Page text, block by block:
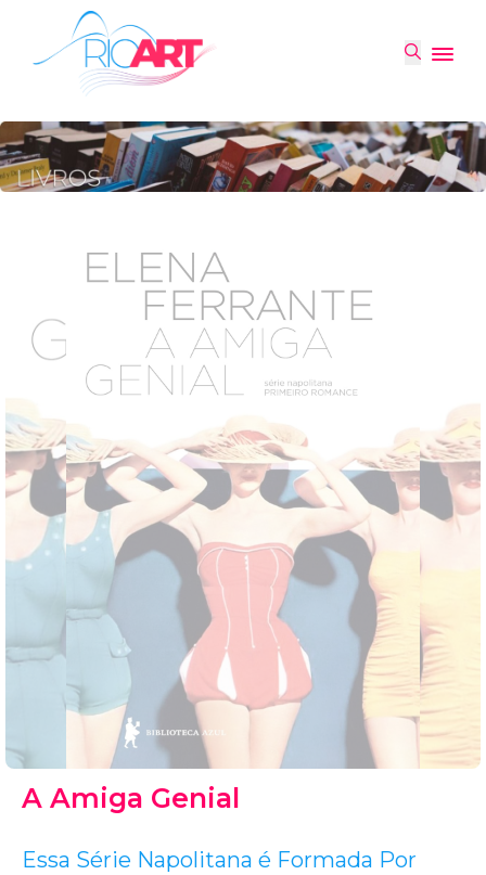
A Amiga Genial
Essa Série Napolitana é Formada Por